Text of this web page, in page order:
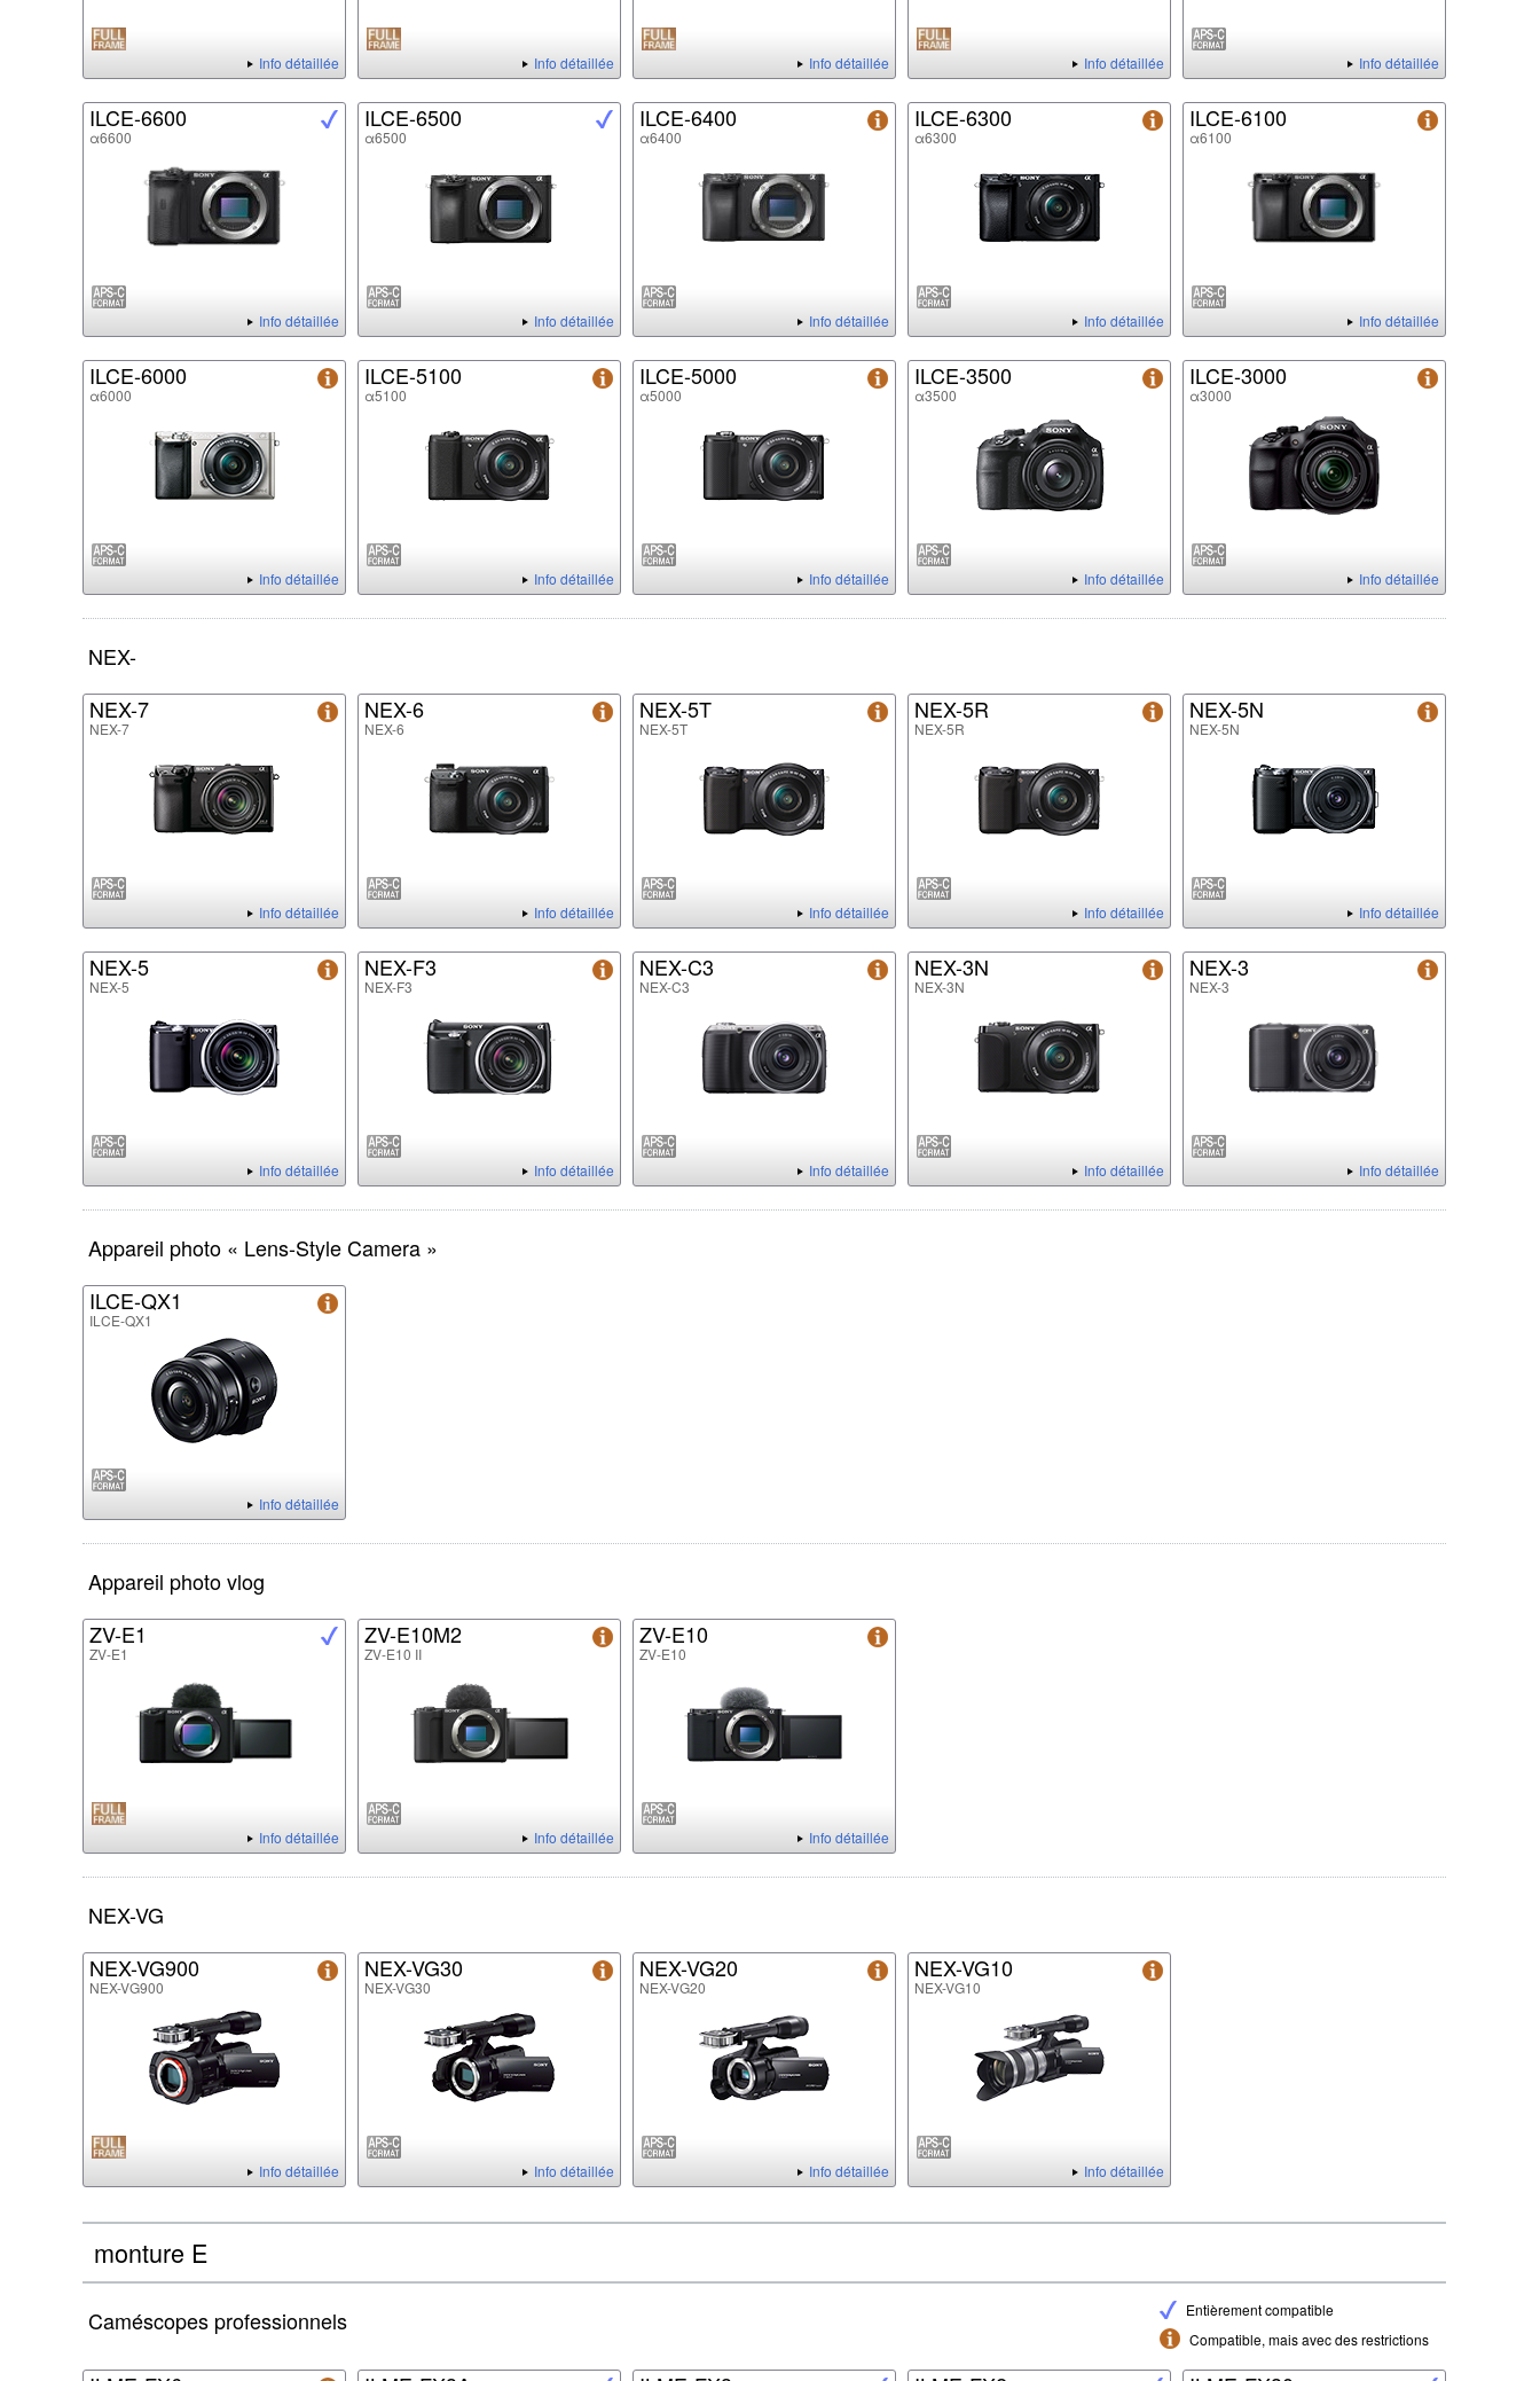
Info détaillée Info détaillée Info détaillée Info détaillée Info détaillée
ILCE-6600
α6600
Info détaillée
ILCE-6500
α6500
Info détaillée
ILCE-6400
α6400
Info détaillée
ILCE-6300
α6300
Info détaillée
ILCE-6100
α6100
Info détaillée
ILCE-6000
α6000
Info détaillée
ILCE-5100
α5100
Info détaillée
ILCE-5000
α5000
Info détaillée
ILCE-3500
α3500
Info détaillée
ILCE-3000
α3000
Info détaillée
NEX-
NEX-7
NEX-7
Info détaillée
NEX-6
NEX-6
Info détaillée
NEX-5T
NEX-5T
Info détaillée
NEX-5R
NEX-5R
Info détaillée
NEX-5N
NEX-5N
Info détaillée
NEX-5
NEX-5
Info détaillée
NEX-F3
NEX-F3
Info détaillée
NEX-C3
NEX-C3
Info détaillée
NEX-3N
NEX-3N
Info détaillée
NEX-3
NEX-3
Info détaillée
Appareil photo « Lens-Style Camera »
ILCE-QX1
ILCE-QX1
Info détaillée
Appareil photo vlog
ZV-E1
ZV-E1
Info détaillée
ZV-E10M2
ZV-E10 II
Info détaillée
ZV-E10
ZV-E10
Info détaillée
NEX-VG
NEX-VG900
NEX-VG900
Info détaillée
NEX-VG30
NEX-VG30
Info détaillée
NEX-VG20
NEX-VG20
Info détaillée
NEX-VG10
NEX-VG10
Info détaillée
monture E
Entièrement compatible
Compatible, mais avec des restrictions
Caméscopes professionnels